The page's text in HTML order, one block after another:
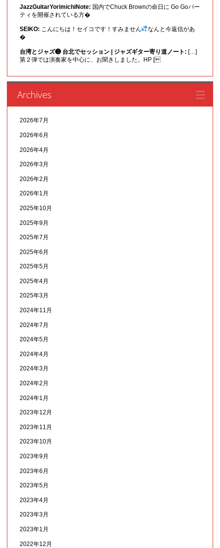
JazzGuitarYorimichiNote: 国内でChuck Brownの命日に Go Goパー
ティを開催されている方�
SEIKO: こんにちは！セイコです！すみません
なんと今返信があ
�
台湾とジャズ❸ 台北でセッション | ジャズギター寄り道ノート: […]
第２弾では演奏家を中心に、お聞きしました。HP [
Archives
2026年7月
2026年6月
2026年4月
2026年3月
2026年2月
2026年1月
2025年10月
2025年9月
2025年7月
2025年6月
2025年5月
2025年4月
2025年3月
2024年11月
2024年7月
2024年5月
2024年4月
2024年3月
2024年2月
2024年1月
2023年12月
2023年11月
2023年10月
2023年9月
2023年6月
2023年5月
2023年4月
2023年3月
2023年1月
2022年12月